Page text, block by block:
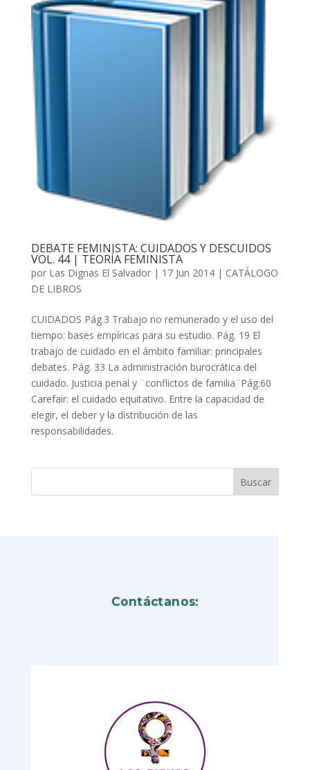
DEBATE FEMINISTA: CUIDADOS Y DESCUIDOS
VOL. 44 | TEORÍA FEMINISTA
por Las Dignas El Salvador| 17 Jun 2014| CATÁLOGO
DE LIBROS
CUIDADOS Pág.3 Trabajo no remunerado y el uso del
tiempo: bases empíricas para su estudio. Pág. 19 El
trabajo de cuidado en el ámbito familiar: principales
debates. Pág. 33 La administración burocrática del
cuidado. Justicia penal y ¨conflictos de familia¨Pág.60
Carefair: el cuidado equitativo. Entre la capacidad de
elegir, el deber y la distribución de las
responsabilidades.
Contáctanos: